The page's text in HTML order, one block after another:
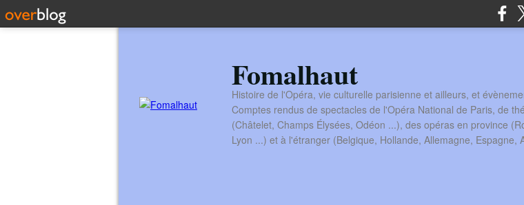
Fomalhaut
Histoire de l'Opéra, vie culturelle parisienne et ailleurs, et
Comptes rendus de spectacles de l'Opéra National de Paris, de
(Châtelet, Champs Élysées, Odéon ...), des opéras en province
Lyon ...) et à l'étranger (Belgique, Hollande, Allemagne, Espagne,